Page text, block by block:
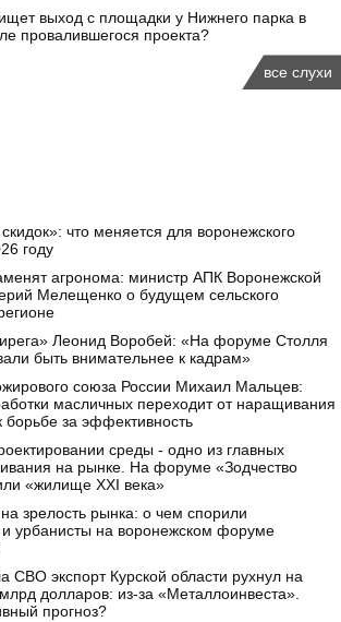
выход с площадки у Нижнего парка в
провалившегося проекта?
все слухи
что меняется для воронежского
году
агронома: министр АПК Воронежской
Мелещенко о будущем сельского
Леонид Воробей: «На форуме Столля
быть внимательнее к кадрам»
союза России Михаил Мальцев:
масличных переходит от наращивания
за эффективность
среды - одно из главных
на рынке. На форуме «Зодчество
«жилище XXI века»
на зрелость рынка: о чем спорили
урбанисты на воронежском форуме
СВО экспорт Курской области рухнул на
долларов: из-за «Металлоинвеста».
прогноз?